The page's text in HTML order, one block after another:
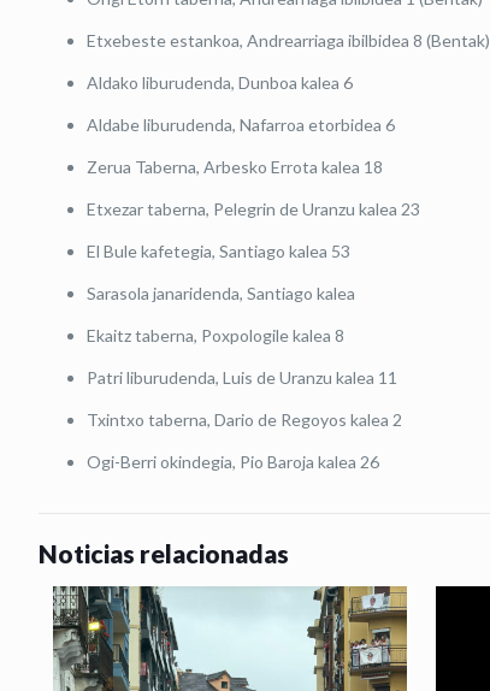
Etxebeste estankoa, Andrearriaga ibilbidea 8 (Bentak)
Aldako liburudenda, Dunboa kalea 6
Aldabe liburudenda, Nafarroa etorbidea 6
Zerua Taberna, Arbesko Errota kalea 18
Etxezar taberna, Pelegrin de Uranzu kalea 23
El Bule kafetegia, Santiago kalea 53
Sarasola janaridenda, Santiago kalea
Ekaitz taberna, Poxpologile kalea 8
Patri liburudenda, Luis de Uranzu kalea 11
Txintxo taberna, Dario de Regoyos kalea 2
Ogi-Berri okindegia, Pio Baroja kalea 26
Noticias relacionadas